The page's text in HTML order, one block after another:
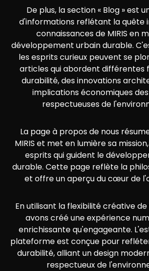
De plus, la section « Blog » est
d'informations reflétant la quête
connaissances de MIRIS en
développement urbain durable.
les esprits curieux peuvent se
articles qui abordent différentes
durabilité, des innovations
implications économiques
respectueuses de
La page à propos de nous
MIRIS et met en lumière sa
esprits qui guident le
durable. Cette page reflète la
et offre un aperçu du cœur de
En utilisant la flexibilité créative
avons créé une expérience
enrichissante qu'engageante.
plateforme est conçue pour
durabilité, alliant un design
respectueux de